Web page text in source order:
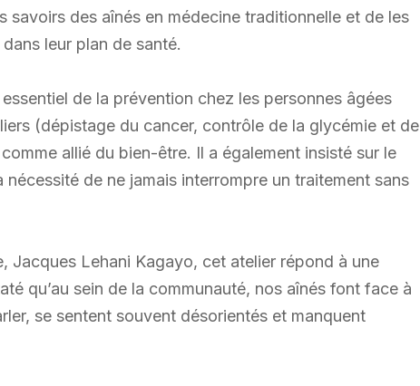
savoirs des aînés en médecine traditionnelle et de les
leur plan de santé.
de la prévention chez les personnes âgées
(dépistage du cancer, contrôle de la glycémie et de
allié du bien-être. Il a également insisté sur le
de ne jamais interrompre un traitement sans
Jacques Lehani Kagayo, cet atelier répond à une
qu’au sein de la communauté, nos aînés font face à
se sentent souvent désorientés et manquent